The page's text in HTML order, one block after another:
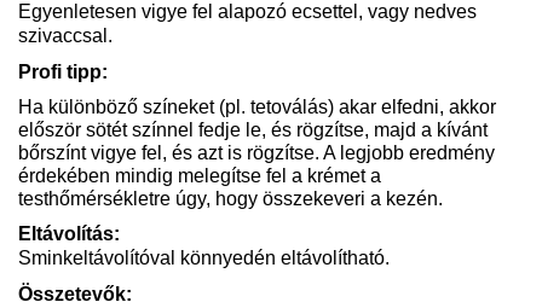
Egyenletesen vigye fel alapozó ecsettel, vagy nedves
szivaccsal.
Profi tipp:
Ha különböző színeket (pl. tetoválás) akar elfedni, akkor
először sötét színnel fedje le, és rögzítse, majd a kívánt
bőrszínt vigye fel, és azt is rögzítse. A legjobb eredmény
érdekében mindig melegítse fel a krémet a
testhőmérsékletre úgy, hogy összekeveri a kezén.
Eltávolítás:
Sminkeltávolítóval könnyedén eltávolítható.
Összetevők: